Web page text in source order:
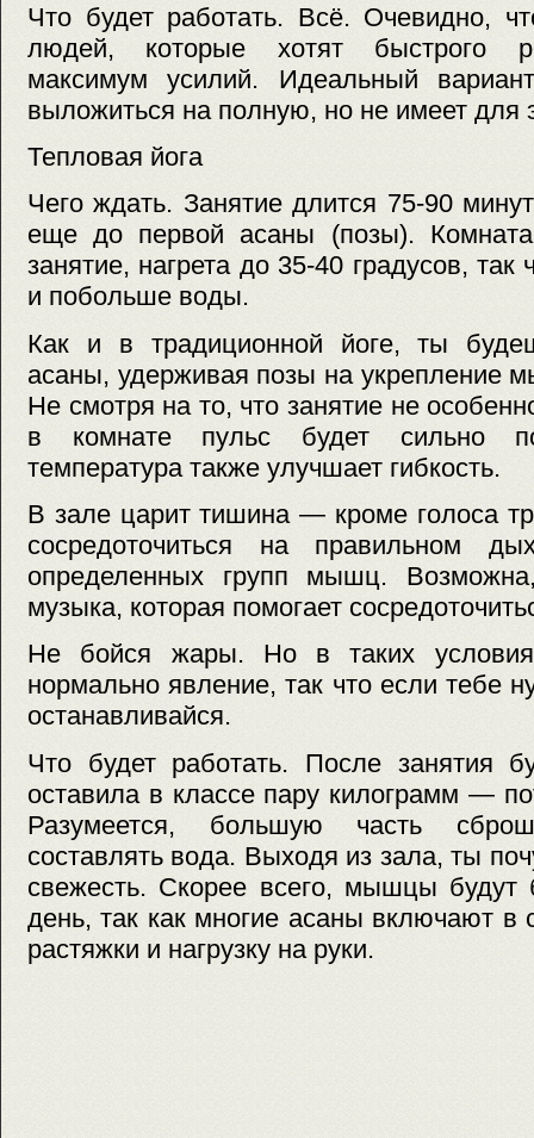
Что будет работать. Всё. Очевидно,
людей, которые хотят быстрого
максимум усилий. Идеальный
выложиться на полную, но не имеет для
Тепловая йога
Чего ждать. Занятие длится 75-90
еще до первой асаны (позы).
занятие, нагрета до 35-40 градусов, так
и побольше воды.
Как и в традиционной йоге, ты
асаны, удерживая позы на укрепление
Не смотря на то, что занятие не
в комнате пульс будет сильно
температура также улучшает гибкость.
В зале царит тишина — кроме голоса
сосредоточиться на правильном
определенных групп мышц.
музыка, которая помогает
Не бойся жары. Но в таких
нормально явление, так что если тебе
останавливайся.
Что будет работать. После занятия
оставила в классе пару килограмм —
Разумеется, большую часть
составлять вода. Выходя из зала, ты
свежесть. Скорее всего, мышцы
день, так как многие асаны включают
растяжки и нагрузку на руки.